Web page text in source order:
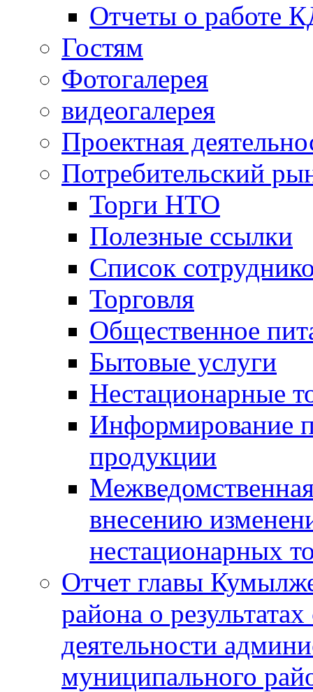
Отчеты о работе
Гостям
Фотогалерея
видеогалерея
Проектная
Потребительский
Торги НТО
Полезные ссылки
Список
Торговля
Общественное
Бытовые услуги
Нестационарные
Информирование
продукции
внесению
нестационарных
Отчет главы
района о
деятельности
муниципального